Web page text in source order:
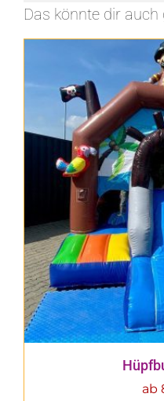
Das könnte dir auch
ab